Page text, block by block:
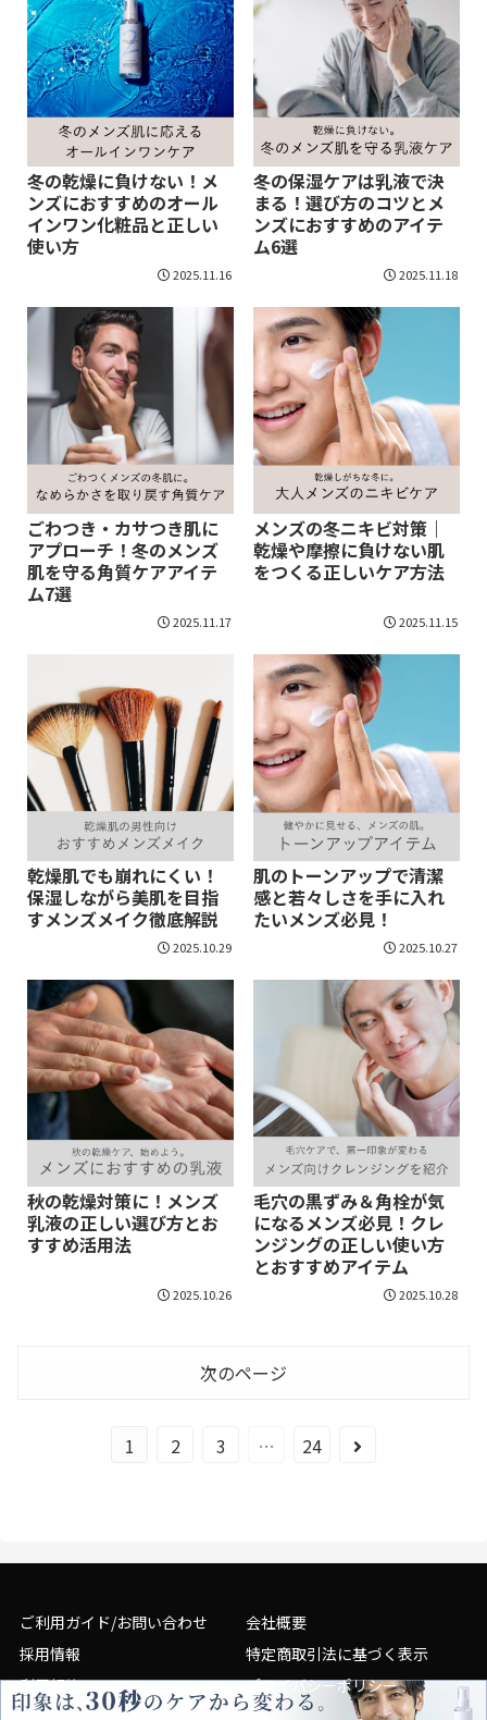
冬の乾燥に負けない！メ
ンズにおすすめのオール
インワン化粧品と正しい
使い方
2025.11.16
冬の保湿ケアは乳液で決
まる！選び方のコツとメ
ンズにおすすめのアイテ
ム6選
2025.11.18
ごわつき・カサつき肌に
アプローチ！冬のメンズ
肌を守る角質ケアアイテ
ム7選
2025.11.17
メンズの冬ニキビ対策｜
乾燥や摩擦に負けない肌
をつくる正しいケア方法
2025.11.15
乾燥肌でも崩れにくい！
保湿しながら美肌を目指
すメンズメイク徹底解説
2025.10.29
肌のトーンアップで清潔
感と若々しさを手に入れ
たいメンズ必見！
2025.10.27
秋の乾燥対策に！メンズ
乳液の正しい選び方とお
すすめ活用法
2025.10.26
毛穴の黒ずみ＆角栓が気
になるメンズ必見！クレ
ンジングの正しい使い方
とおすすめアイテム
2025.10.28
次のページ
1 2 3 … 24
ご利用ガイド/お問い合わせ
会社概要
採用情報
特定商取引法に基づく表示
利用規約
プライバシーポリシー